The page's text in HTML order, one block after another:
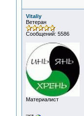
Vitaliy
Ветеран
Сообщений: 5586
Материалист